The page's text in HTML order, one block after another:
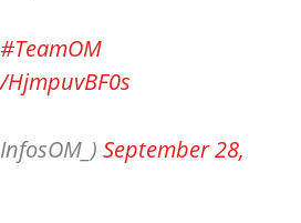
#TeamOM
September 28,